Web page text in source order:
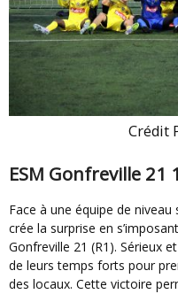
Crédit
ESM Gonfreville 21
Face à une équipe de niveau supérieur, l’US Alençonnaise 61 (R2)
crée la surprise en
Gonfreville 21 (R1). Sérieux
de leurs temps forts pour
des locaux. Cette victoire